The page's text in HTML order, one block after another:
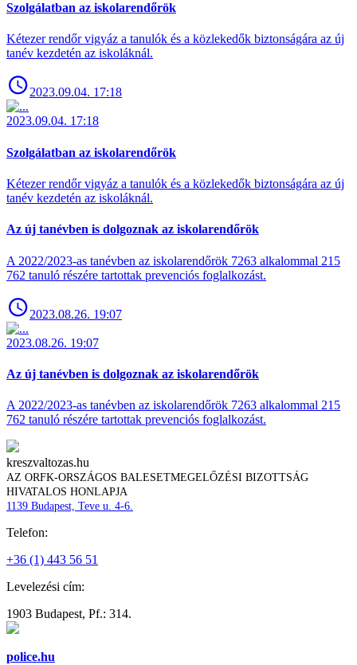
Szolgálatban az iskolarendőrök
Kétezer rendőr vigyáz a tanulók és a közlekedők biztonságára az új
tanév kezdetén az iskoláknál.
2023.09.04. 17:18
2023.09.04. 17:18
Szolgálatban az iskolarendőrök
Kétezer rendőr vigyáz a tanulók és a közlekedők biztonságára az új
tanév kezdetén az iskoláknál.
Az új tanévben is dolgoznak az iskolarendőrök
A 2022/2023-as tanévben az iskolarendőrök 7263 alkalommal 215
762 tanuló részére tartottak prevenciós foglalkozást.
2023.08.26. 19:07
2023.08.26. 19:07
Az új tanévben is dolgoznak az iskolarendőrök
A 2022/2023-as tanévben az iskolarendőrök 7263 alkalommal 215
762 tanuló részére tartottak prevenciós foglalkozást.
kreszvaltozas.hu
AZ ORFK-ORSZÁGOS BALESETMEGELŐZÉSI BIZOTTSÁG
HIVATALOS HONLAPJA
1139 Budapest, Teve u. 4-6.
Telefon:
+36 (1) 443 56 51
Levelezési cím:
1903 Budapest, Pf.: 314.
police.hu